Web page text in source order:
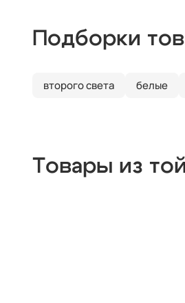
Подборки
второго света белые
Товары из